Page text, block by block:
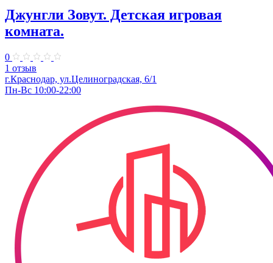
Джунгли Зовут. Детская игровая
комната.
0
1 отзыв
г.Краснодар, ул.​Целиноградская, 6/1
Пн-Вс 10:00-22:00